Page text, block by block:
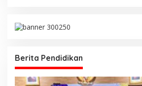
Berita Pendidikan